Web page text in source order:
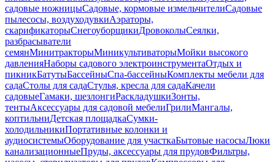
садовые ножницыСадовые, кормовые измельчителиСадовые
пылесосы, воздуходувкиАэраторы,
скарификаторыСнегоуборщикиДровоколыСеялки,
разбрасыватели
семянМинитракторыМиникультиваторыМойки высокого
давленияНаборы садового электроинструментаОтдых и
пикникБатутыБассейныСпа-бассейныКомплекты мебели для
садаСтолы для садаСтулья, кресла для садаКачели
садовыеГамаки, шезлонгиРаскладушкиЗонты,
тентыАксессуары для садовой мебелиГрилиМангалы,
коптильниДетская площадкаСумки-
холодильникиПортативные колонки и
аудиосистемыОборудование для участкаБытовые насосыЛюки
канализационныеПруды, аксессуары для прудовФильтры,